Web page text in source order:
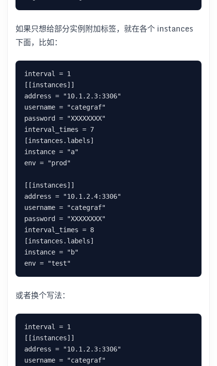
如果只想给部分实例附加标签，就在各个 instances
下面，比如：
interval = 1
[[instances]]
address = "10.1.2.3:3306"
username = "categraf"
password = "XXXXXXXX"
interval_times = 7
[instances.labels]
instance = "a"
env = "prod"
[[instances]]
address = "10.1.2.4:3306"
username = "categraf"
password = "XXXXXXXX"
interval_times = 8
[instances.labels]
instance = "b"
或者换个写法：
interval = 1
[[instances]]
address = "10.1.2.3:3306"
username = "categraf"